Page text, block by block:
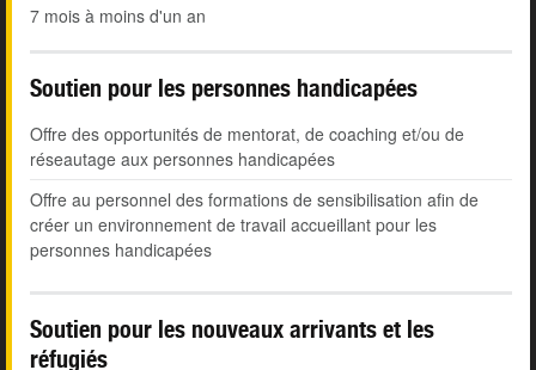
7 mois à moins d'un an
Soutien pour les personnes handicapées
Offre des opportunités de mentorat, de coaching et/ou de
réseautage aux personnes handicapées
Offre au personnel des formations de sensibilisation afin de
créer un environnement de travail accueillant pour les
personnes handicapées
Soutien pour les nouveaux arrivants et les
réfugiés